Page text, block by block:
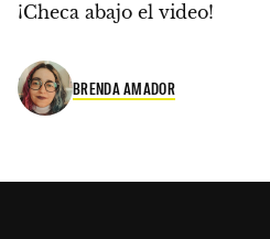
¡Checa abajo el video!
BRENDA AMADOR